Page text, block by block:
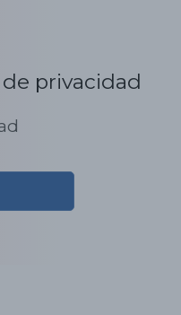
privacidad